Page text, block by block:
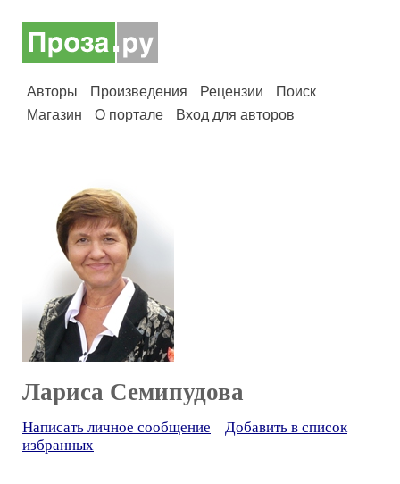
Авторы Произведения Рецензии
Поиск
Магазин
О портале Вход для авторов
Лариса Семипудова
Написать личное сообщение
Добавить в список
избранных